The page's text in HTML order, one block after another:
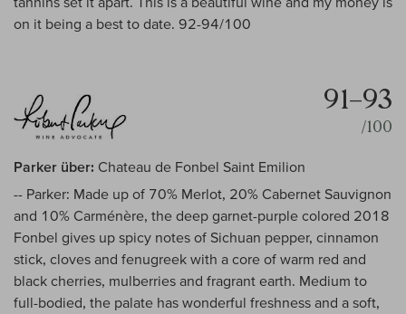
on it being a best to date. 92-94/100
91–93
/100
Parker über: Chateau de Fonbel Saint Emilion
-- Parker: Made up of 70% Merlot, 20% Cabernet Sauvignon
and 10% Carménère, the deep garnet-purple colored 2018
Fonbel gives up spicy notes of Sichuan pepper, cinnamon
stick, cloves and fenugreek with a core of warm red and
black cherries, mulberries and fragrant earth. Medium to
full-bodied, the palate has wonderful freshness and a soft,